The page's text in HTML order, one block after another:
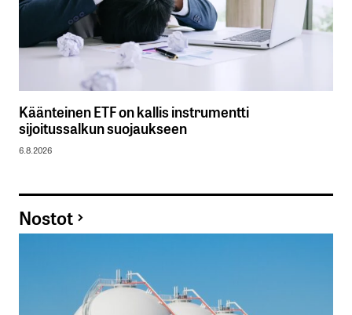
Käänteinen ETF on kallis instrumentti
sijoitussalkun suojaukseen
6.8.2026
Nostot